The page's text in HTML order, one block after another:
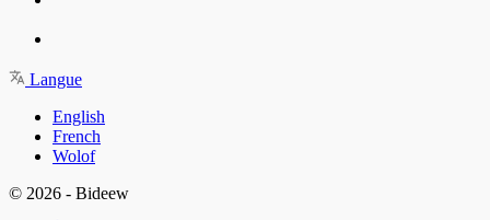
Langue
English
French
Wolof
© 2026 - Bideew